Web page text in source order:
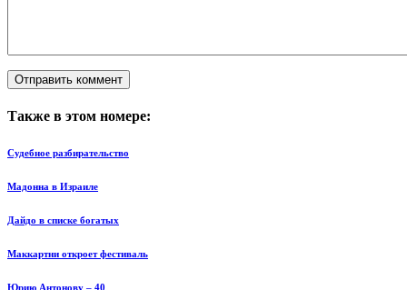
Также в этом номере:
Судебное разбирательство
Мадонна в Израиле
Дайдо в списке богатых
Маккартни откроет фестиваль
Юрию Антонову – 40